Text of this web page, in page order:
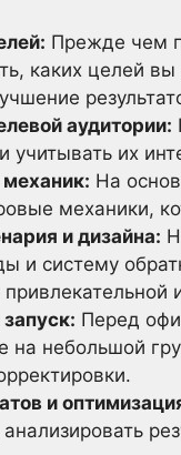
Прежде чем
каких целей
аудитории:
учитывать их
На
механики,
и дизайна:
и систему
Перед
на небольшой
и